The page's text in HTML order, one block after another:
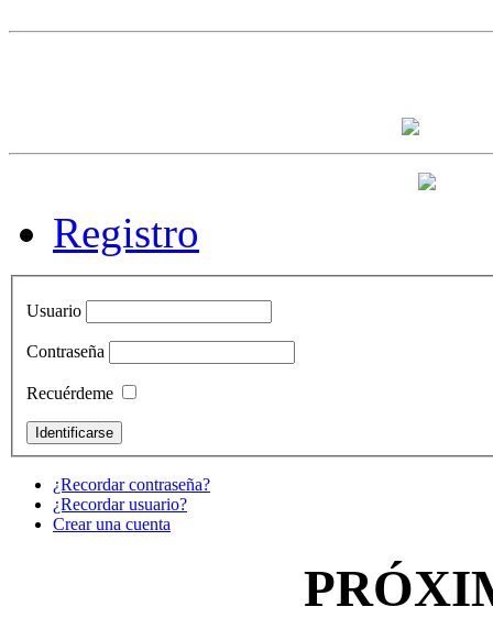
Registro
Usuario
Contraseña
Recuérdeme
¿Recordar contraseña?
¿Recordar usuario?
Crear una cuenta